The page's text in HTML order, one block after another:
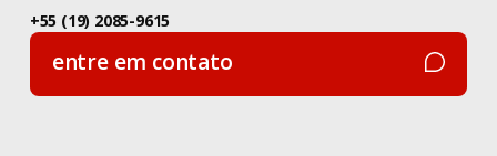
+55 (19) 2085-9615
entre em contato
entre em contato